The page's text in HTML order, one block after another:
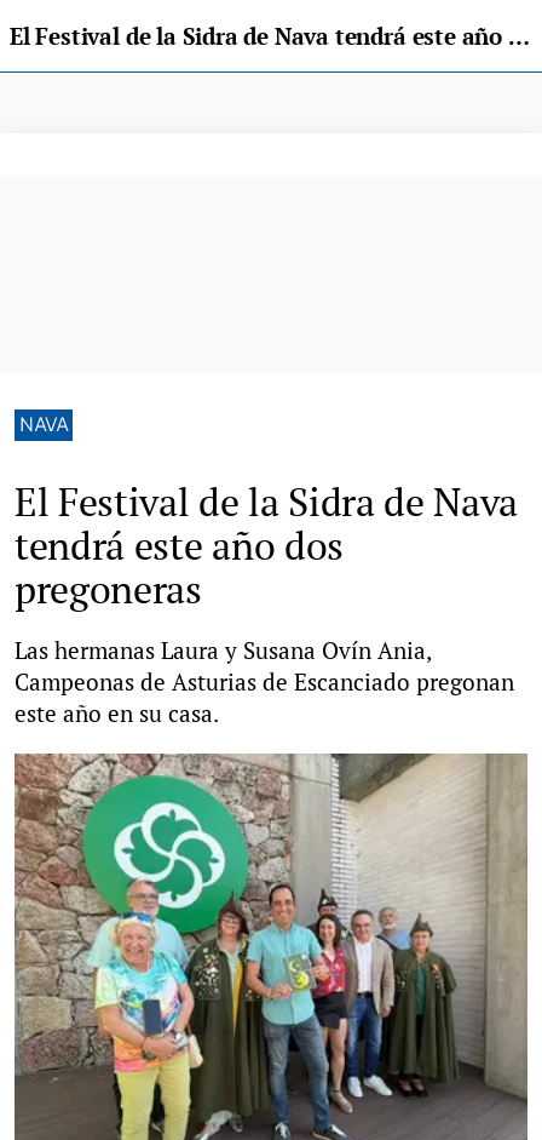
El Festival de la Sidra de Nava tendrá este año dos pregoneras
NAVA
El Festival de la Sidra de Nava
tendrá este año dos
pregoneras
Las hermanas Laura y Susana Ovín Ania,
Campeonas de Asturias de Escanciado pregonan
este año en su casa.